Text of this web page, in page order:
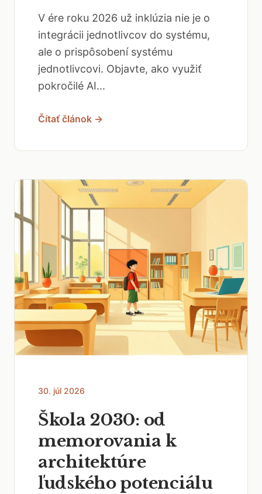
V ére roku 2026 už inklúzia nie je o
integrácii jednotlivcov do systému,
ale o prispôsobení systému
jednotlivcovi. Objavte, ako využiť
pokročilé AI...
Čítať článok →
30. júl 2026
Škola 2030: od
memorovania k
architektúre
ľudského potenciálu